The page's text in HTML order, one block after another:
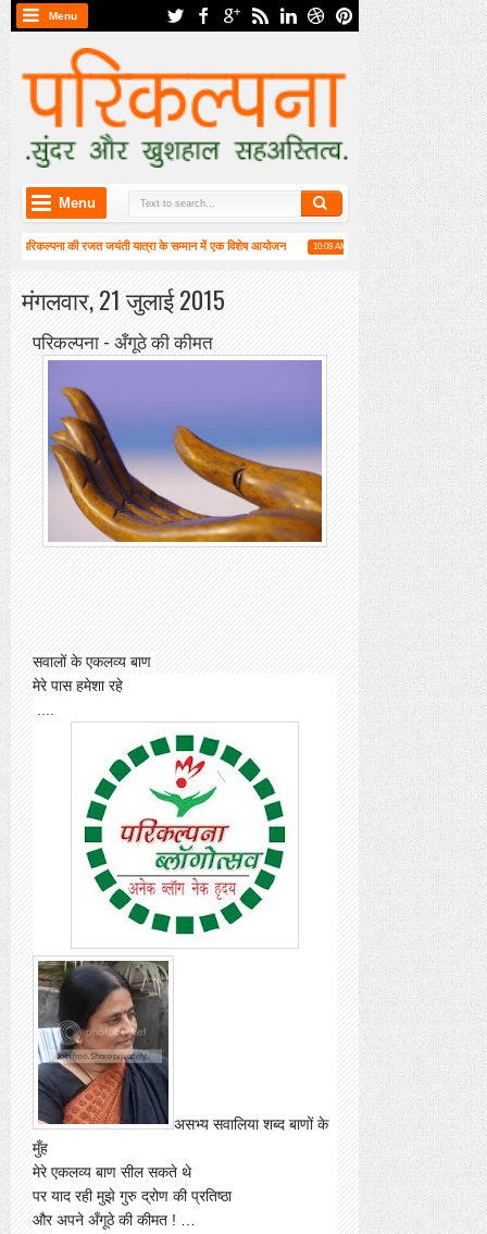
Menu
Menu
की रजत जयंती यात्रा के सम्मान में एक विशेष आयोजन 10:08 AM
हाईकु गंगा पटल पर हाइगा की
मंगलवार, 21 जुलाई 2015
परिकल्पना - अँगूठे की कीमत
सवालों के एकलव्य बाण
मेरे पास हमेशा रहे
असभ्य सवालिया शब्द बाणों के
मुँह
मेरे एकलव्य बाण सील सकते थे
पर याद रही मुझे गुरु द्रोण की प्रतिष्ठा
और अपने अँगूठे की कीमत ! …